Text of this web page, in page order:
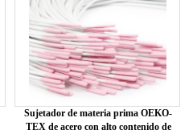
Sujetador de materia prima OEKO-
TEX de acero con alto contenido de